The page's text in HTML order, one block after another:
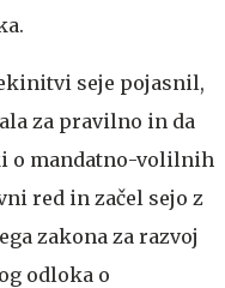
seje pojasnil,
za pravilno in da
o mandatno-volilnih
red in začel sejo z
zakona za razvoj
odloka o